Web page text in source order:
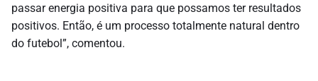
passar energia positiva para que possamos ter resultados
positivos. Então, é um processo totalmente natural dentro
do futebol”, comentou.